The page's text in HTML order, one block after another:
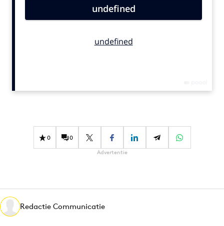
Influencer marketing
Interne communicatie
0 0
Advertentie
Redactie Communicatie